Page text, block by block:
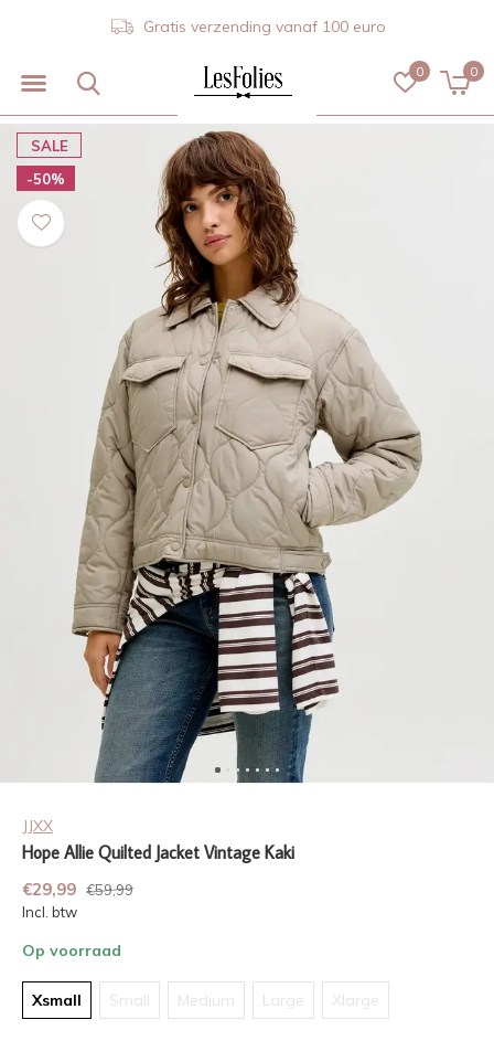
0 0
Gratis verzending vanaf 100 euro
SALE
-50%
JJXX
Hope Allie Quilted Jacket Vintage Kaki
€29,99 €59,99
Incl. btw
Op voorraad
Xsmall Small Medium Large Xlarge